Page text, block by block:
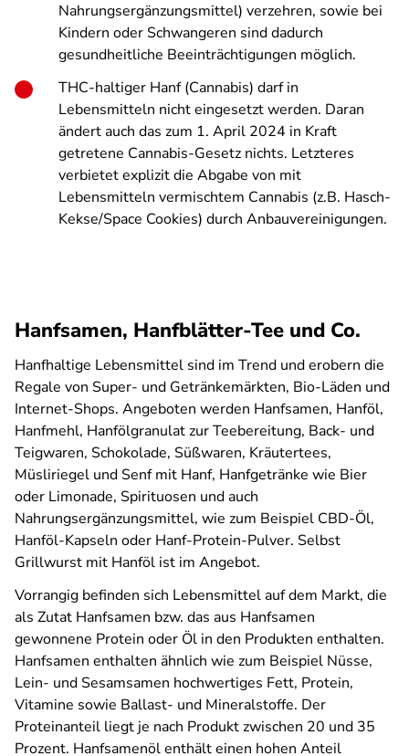
Nahrungsergänzungsmittel) verzehren, sowie bei
Kindern oder Schwangeren sind dadurch
gesundheitliche Beeinträchtigungen möglich.
THC-haltiger Hanf (Cannabis) darf in
Lebensmitteln nicht eingesetzt werden. Daran
ändert auch das zum 1. April 2024 in Kraft
getretene Cannabis-Gesetz nichts. Letzteres
verbietet explizit die Abgabe von mit
Lebensmitteln vermischtem Cannabis (z.B. Hasch-
Kekse/Space Cookies) durch Anbauvereinigungen.
Hanfsamen, Hanfblätter-Tee und Co.
Hanfhaltige Lebensmittel sind im Trend und erobern die
Regale von Super- und Getränkemärkten, Bio-Läden und
Internet-Shops. Angeboten werden Hanfsamen, Hanföl,
Hanfmehl, Hanfölgranulat zur Teebereitung, Back- und
Teigwaren, Schokolade, Süßwaren, Kräutertees,
Müsliriegel und Senf mit Hanf, Hanfgetränke wie Bier
oder Limonade, Spirituosen und auch
Nahrungsergänzungsmittel, wie zum Beispiel CBD-Öl,
Hanföl-Kapseln oder Hanf-Protein-Pulver. Selbst
Grillwurst mit Hanföl ist im Angebot.
Vorrangig befinden sich Lebensmittel auf dem Markt, die
als Zutat Hanfsamen bzw. das aus Hanfsamen
gewonnene Protein oder Öl in den Produkten enthalten.
Hanfsamen enthalten ähnlich wie zum Beispiel Nüsse,
Lein- und Sesamsamen hochwertiges Fett, Protein,
Vitamine sowie Ballast- und Mineralstoffe. Der
Proteinanteil liegt je nach Produkt zwischen 20 und 35
Prozent. Hanfsamenöl enthält einen hohen Anteil